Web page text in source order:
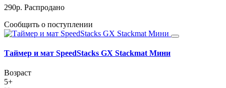
290р. Распродано
Сообщить о поступлении
Таймер и мат SpeedStacks GX Stackmat Мини
Возраст
5+